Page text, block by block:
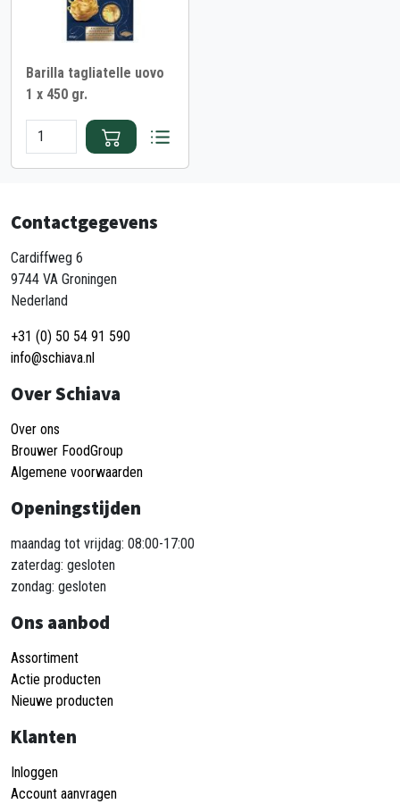
Barilla tagliatelle uovo
1 x 450 gr.
Contactgegevens
Cardiffweg 6
9744 VA Groningen
Nederland
+31 (0) 50 54 91 590
info@schiava.nl
Over Schiava
Over ons
Brouwer FoodGroup
Algemene voorwaarden
Openingstijden
maandag tot vrijdag: 08:00-17:00
zaterdag: gesloten
zondag: gesloten
Ons aanbod
Assortiment
Actie producten
Nieuwe producten
Klanten
Inloggen
Account aanvragen